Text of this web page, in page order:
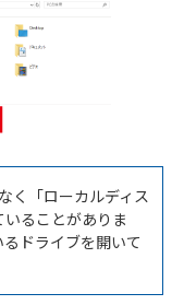
く「ローカルディス
ることがありま
ドライブを開いて